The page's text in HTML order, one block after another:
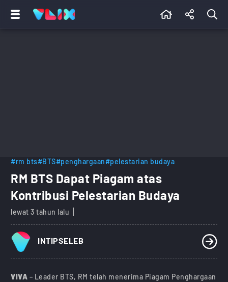
#rm bts#BTS#penghargaan#pelestarian budaya
RM BTS Dapat Piagam atas
Kontribusi Pelestarian Budaya
lewat 3 tahun lalu
INTIPSELEB
VIVA – Leader BTS, RM telah menerima Piagam Penghargaan